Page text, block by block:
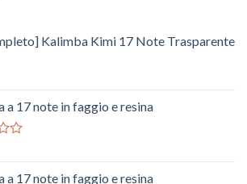
Kalimba Kimi 17 Note Trasparente
a 17 note in faggio e resina
a 17 note in faggio e resina